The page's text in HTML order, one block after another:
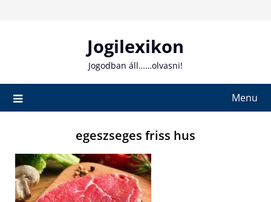
Jogilexikon
Jogodban áll……olvasni!
Menu
egeszseges friss hus